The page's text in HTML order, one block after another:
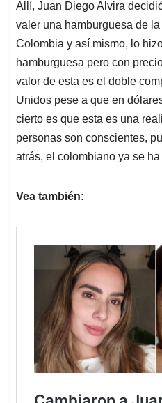
Allí, Juan Diego Alvira
valer una hamburguesa de
Colombia y así mismo, lo
hamburguesa pero con
valor de esta es el doble
Unidos pese a que en
cierto es que esta es una
personas son conscientes,
atrás, el colombiano ya se
Vea también: